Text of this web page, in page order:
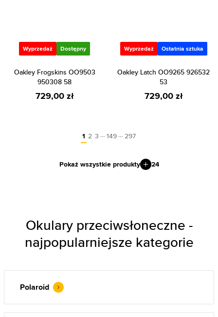
Wyprzedaż Dostępny
Oakley Frogskins OO9503
950308 58
729,00 zł
Wyprzedaż Ostatnia sztuka
Oakley Latch OO9265 926532
53
729,00 zł
1 2 3 … 149 … 297
Pokaż wszystkie produkty 24
Okulary przeciwsłoneczne -
najpopularniejsze kategorie
Polaroid